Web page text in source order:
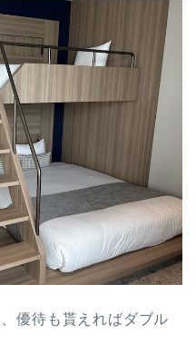
優待も貰えればダブル